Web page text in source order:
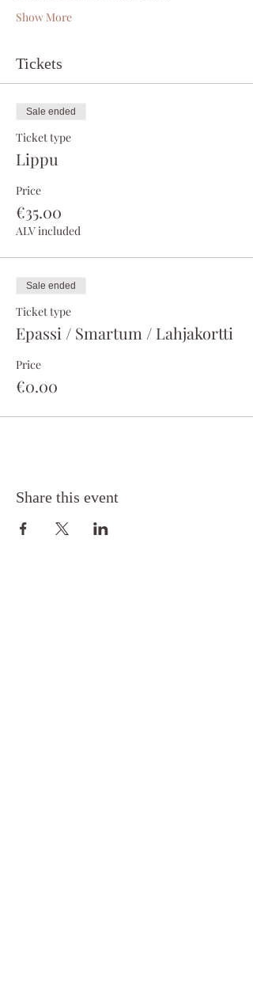
Show More
Tickets
Sale ended
Ticket type
Lippu
Price
€35.00
ALV included
Sale ended
Ticket type
Epassi / Smartum / Lahjakortti
Price
€0.00
Share this event